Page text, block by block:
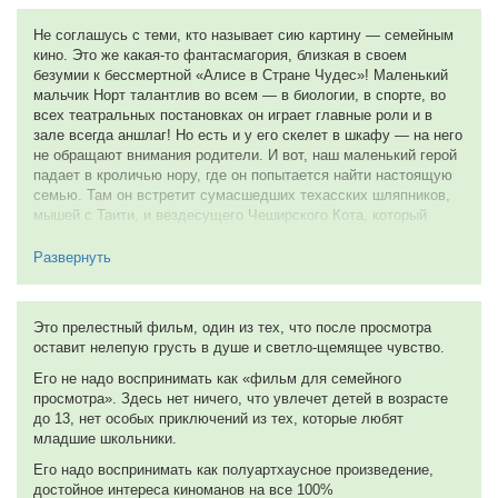
обращают на него внимания, относятся, как к должному,
банально выполняя функции покормил — уложил спать —
разбудил — отправил в школу. И так каждый день. Норт
понимает, что так жить нельзя, поэтому решает покинуть отчий
дом в поисках настоящих ролителей. Путешествуя по
различным живописным и не очень уголкам Земли, Норт
начинает осознавать, что настоящие родители всё же свои,
родные, дороже и лучше которых просто нет. Но вот обратится
ли он домой к назначенному времени, при всём своём
желании успеет ли добраться домой по условиям договора не
позже назначенного срока или же просто-напросто лишится
Добрая, красивая и неимоверно увлекательная сказочная
история, которая на грани с мечтаниями и фантазиями создаёт
живописную и прекрасную картину происходящего, заставляя
зрителя то и дело смеяться, радоваться и завороженно
наблюдать за дальнейшим развитием событий. Проведённое
замечательным, полезным и очень увлекательным.
Проникаясь симпатией и любовью к юному Норту, роль
которого отведена талантливому Элайдже Вуду, восторженно
и с благоговением наблюдая за его поступками, действиями,
отчётливо осознаёшь и понимаешь, что этот фильм явно
славный, продуманный и интересный, по крайней мере, уж
Не соглашусь с теми, кто называет сию картину — семейным
кино. Это же какая-то фантасмагория, близкая в своем
безумии к бессмертной «Алисе в Стране Чудес»! Маленький
мальчик Норт талантлив во всем — в биологии, в спорте, во
всех театральных постановках он играет главные роли и в
зале всегда аншлаг! Но есть и у его скелет в шкафу — на него
не обращают внимания родители. И вот, наш маленький герой
падает в кроличью нору, где он попытается найти настоящую
семью. Там он встретит сумасшедших техасских шляпников,
мышей с Таити, и вездесущего Чеширского Кота, который
А на фоне приключений юного Норта вырастает новый
политический лидер, постепенно подчиняющий весь мир своей
воле! Дети захватывают власть над родителями! Сможет ли
Норт спасти старый уклад жизни?
И все бы хорошо, да только режиссер не совсем справился со
своей работой. Видимо он так и не понял всей демоничности
сценария, и снял довольно милое кино про взрослого
паренька. Это фильм откровенно портит, и приходится
выхватывать кусочки из картины, а не наслаждаться феерией
8 из 10
Развернуть
Это прелестный фильм, один из тех, что после просмотра
оставит нелепую грусть в душе и светло-щемящее чувство.
Его не надо воспринимать как «фильм для семейного
просмотра». Здесь нет ничего, что увлечет детей в возрасте
до 13, нет особых приключений из тех, которые любят
младшие школьники.
Его надо воспринимать как полуартхаусное произведение,
достойное интереса киноманов на все 100%